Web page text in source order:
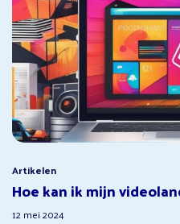
Artikelen
Hoe kan ik mijn
12 mei 2024